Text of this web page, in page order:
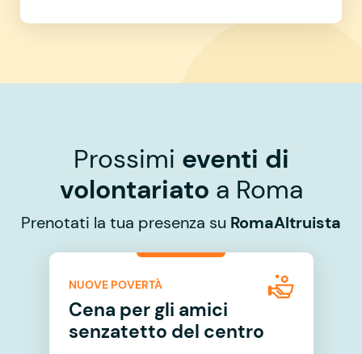
Prossimi eventi di
volontariato a Roma
Prenotati la tua presenza su RomaAltruista
NUOVE POVERTÀ
Cena per gli amici
senzatetto del centro